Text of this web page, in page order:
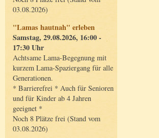
03.08.2026)
"Lamas hautnah" erleben
Samstag, 29.08.2026, 16:00 -
17:30 Uhr
Achtsame Lama-Begegnung mit
kurzem Lama-Spaziergang für alle
Generationen.
* Barrierefrei * Auch für Senioren
und für Kinder ab 4 Jahren
geeignet *
Noch 8 Plätze frei (Stand vom
03.08.2026)